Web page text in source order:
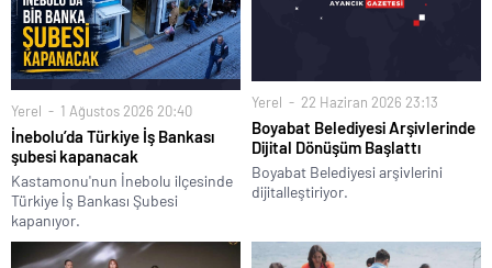
Yerel 1 Ağustos 2026 20:40
İnebolu’da Türkiye İş Bankası
şubesi kapanacak
Kastamonu'nun İnebolu ilçesinde
Türkiye İş Bankası Şubesi
kapanıyor.
Yerel 22 Haziran 2026 23:13
Boyabat Belediyesi Arşivlerinde
Dijital Dönüşüm Başlattı
Boyabat Belediyesi arşivlerini
dijitalleştiriyor.